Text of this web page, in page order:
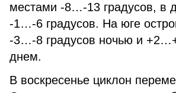
местами -8…-13 градусов, в
-1…-6 градусов. На юге
-3…-8 градусов ночью и
днем.
В воскресенье циклон